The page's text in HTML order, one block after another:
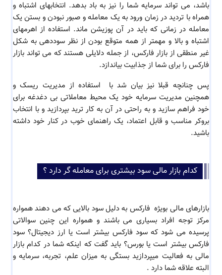
باشد، می تواند سرمایه شما را نیز به باد بدهد. انتخابهای اشتباه و
همراه با تردید در زمان ورود به یک معامله و صبور نبودن و بستن یک
معامله در زمانی که باید در آن پوزیشن ماند. استفاده از اهرمهای
اشتباه و بالا و مهمتر از همه متوقع بودن از نظر سوددهی به شکل
غیر منطقی از بازار فارکس، از جمله دلایلی هستند که می تواند بازار
فارکس را برای شما از جذابیت بیاندازد.
پس چنانچه قبلا نیز بیان شد با استفاده از مدیریت ریسک و
همچنین مدیریت سرمایه خود یک محیط معاملاتی بی دغدغه برای
خود فراهم سازید و به راحتی در آن به کار ترید بپردازید و با انتخاب
بروکر مناسب و قابل اعتماد، یک راهنمای خوب در کنار خود داشته
باشید.
کدام بازار مالی سود بیشتری برای معامله گر دارد ؟
بازارهای مالی بویژه فارکس به دلیل سود بالایی که می دهند همواره
مرکز توجه افراد بسیاری می باشند و همواره این چنین سوالاتی
پرسیده می شود که سود فارکس بیشتر است یا ارز دیجیتال؟ سود
فارکس بیشتر است یا بورس؟ باید گفت که اینکه شما در کدام بازار
مالی به فعالیت میپردازید بستگی به میزان علم، تجربه، سرمایه و
البته علاقه شما دارد .